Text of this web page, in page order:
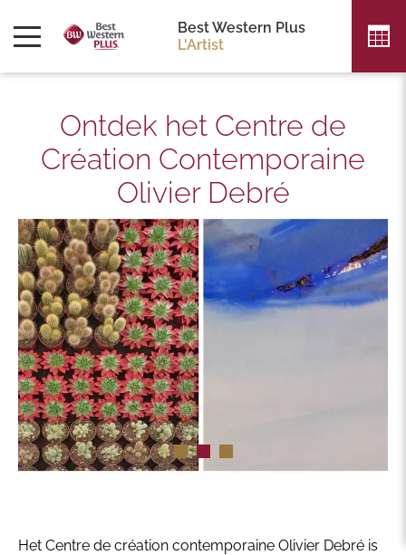
Best Western Plus
L'Artist
Ontdek het Centre de
Création Contemporaine
Olivier Debré
Het Centre de création contemporaine Olivier Debré is